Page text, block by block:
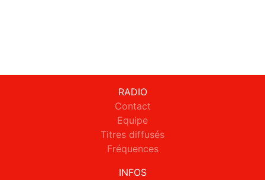
RADIO
Contact
Equipe
Titres diffusés
Fréquences
INFOS